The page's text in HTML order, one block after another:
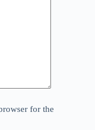
for the